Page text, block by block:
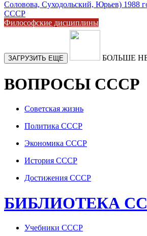
Философские дисциплины
ЗАГРУЗИТЬ ЕЩЕ БОЛЬШЕ
ВОПРОСЫ СССР
Советская жизнь
Политика СССР
Экономика СССР
История СССР
Достижения СССР
БИБЛИОТЕКА
Учебники СССР